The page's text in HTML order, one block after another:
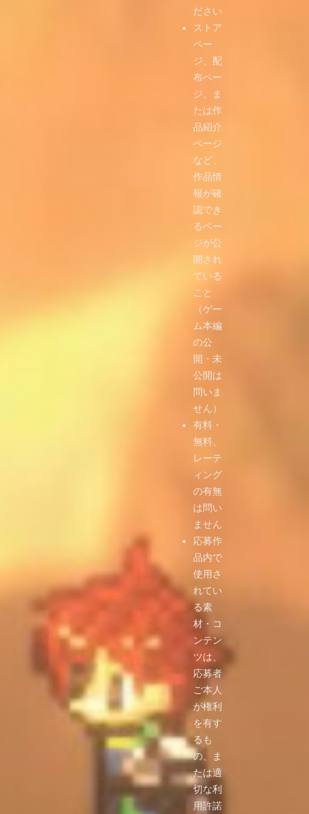
ださい
ストア
ペー
ジ、配
布ペー
ジ、ま
たは作
品紹介
ページ
など、
作品情
報が確
認でき
るペー
ジが公
開され
ている
こと
（ゲー
ム本編
の公
開・未
公開は
問いま
せん）
有料・
無料、
レーテ
ィング
の有無
は問い
ません
応募作
品内で
使用さ
れてい
る素
材・コ
ンテン
ツは、
応募者
ご本人
が権利
を有す
るも
の、ま
たは適
切な利
用許諾